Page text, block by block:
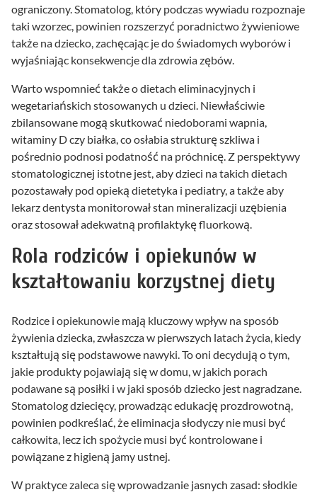
ograniczony. Stomatolog, który podczas wywiadu rozpoznaje
taki wzorzec, powinien rozszerzyć poradnictwo żywieniowe
także na dziecko, zachęcając je do świadomych wyborów i
wyjaśniając konsekwencje dla zdrowia zębów.
Warto wspomnieć także o dietach eliminacyjnych i
wegetariańskich stosowanych u dzieci. Niewłaściwie
zbilansowane mogą skutkować niedoborami wapnia,
witaminy D czy białka, co osłabia strukturę szkliwa i
pośrednio podnosi podatność na próchnicę. Z perspektywy
stomatologicznej istotne jest, aby dzieci na takich dietach
pozostawały pod opieką dietetyka i pediatry, a także aby
lekarz dentysta monitorował stan mineralizacji uzębienia
oraz stosował adekwatną profilaktykę fluorkową.
Rola rodziców i opiekunów w
kształtowaniu korzystnej diety
Rodzice i opiekunowie mają kluczowy wpływ na sposób
żywienia dziecka, zwłaszcza w pierwszych latach życia, kiedy
kształtują się podstawowe nawyki. To oni decydują o tym,
jakie produkty pojawiają się w domu, w jakich porach
podawane są posiłki i w jaki sposób dziecko jest nagradzane.
Stomatolog dziecięcy, prowadząc edukację prozdrowotną,
powinien podkreślać, że eliminacja słodyczy nie musi być
całkowita, lecz ich spożycie musi być kontrolowane i
powiązane z higieną jamy ustnej.
W praktyce zaleca się wprowadzanie jasnych zasad: słodkie